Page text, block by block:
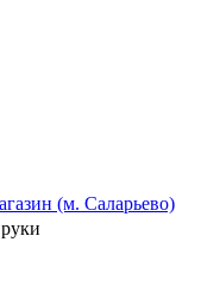
(м. Саларьево)